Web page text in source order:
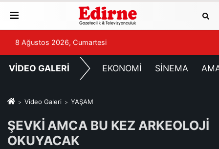
8 Ağustos 2026, Cumartesi
VİDEO GALERİ EKONOMİ SİNEMA
Video Galeri YAŞAM
ŞEVKİ AMCA BU KEZ ARKEOLOJİ
OKUYACAK